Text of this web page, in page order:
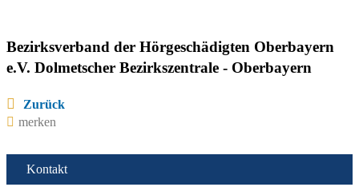
Bezirksverband der Hörgeschädigten Oberbayern
e.V. Dolmetscher Bezirkszentrale - Oberbayern
Zurück
merken
Kontakt